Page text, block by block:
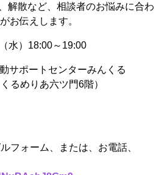
解散など、相談者のお悩みに合わ
お伝えします。
水）18:00～19:00
サポートセンターみんくる
るめりあ六ツ門6階）
フォーム、または、お電話、